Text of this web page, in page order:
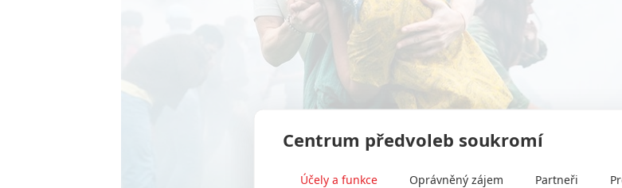
Centrum předvoleb soukromí
Účely a funkce Oprávněný zájem Partneři